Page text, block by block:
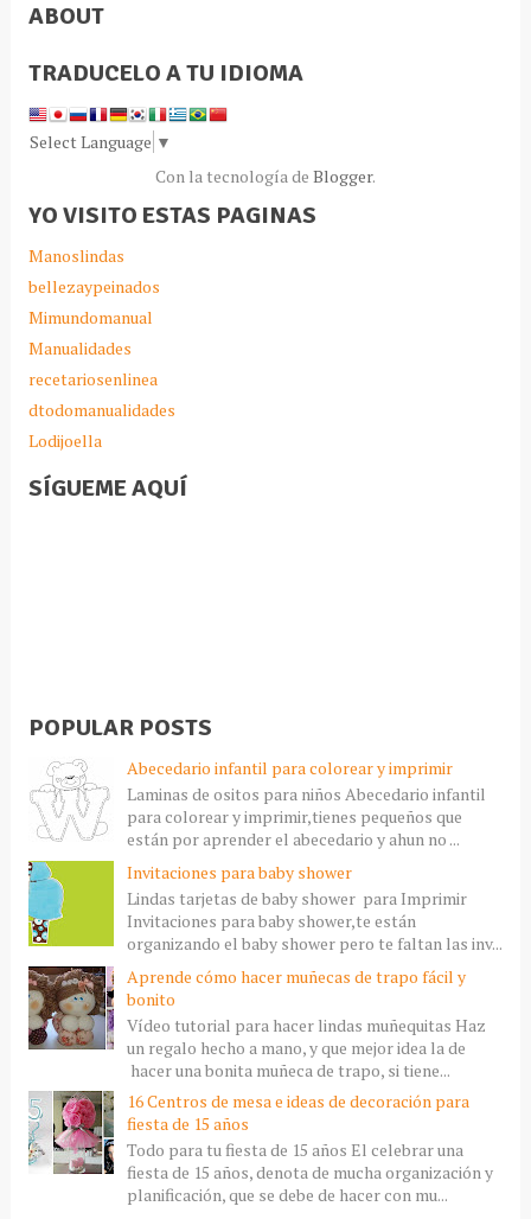
ABOUT
TRADUCELO A TU IDIOMA
Select Language ▼
Con la tecnología de Blogger.
YO VISITO ESTAS PAGINAS
Manoslindas
bellezaypeinados
Mimundomanual
Manualidades
recetariosenlinea
dtodomanualidades
Lodijoella
SÍGUEME AQUÍ
POPULAR POSTS
Abecedario infantil para colorear y imprimir
Laminas de ositos para niños Abecedario infantil
para colorear y imprimir,tienes pequeños que
están por aprender el abecedario y ahun no ...
Invitaciones para baby shower
Lindas tarjetas de baby shower para Imprimir
Invitaciones para baby shower,te están
organizando el baby shower pero te faltan las inv...
Aprende cómo hacer muñecas de trapo fácil y
bonito
Vídeo tutorial para hacer lindas muñequitas Haz
un regalo hecho a mano, y que mejor idea la de
hacer una bonita muñeca de trapo, si tiene...
16 Centros de mesa e ideas de decoración para
fiesta de 15 años
Todo para tu fiesta de 15 años El celebrar una
fiesta de 15 años, denota de mucha organización y
planificación, que se debe de hacer con mu...